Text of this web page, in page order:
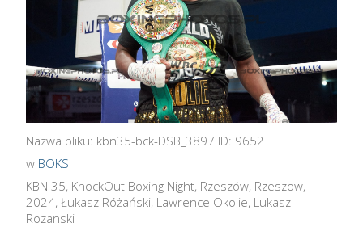
Nazwa pliku: kbn35-bck-DSB_3897 ID: 9652
w BOKS
KBN 35, KnockOut Boxing Night, Rzeszów, Rzeszow,
2024, Łukasz Różański, Lawrence Okolie, Lukasz
Rozanski